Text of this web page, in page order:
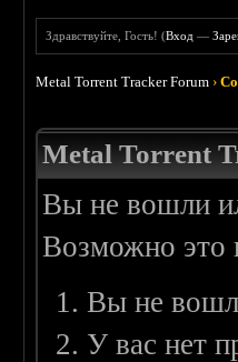
Здравствуйте, Гость! (Вход —
Metal Torrent Tracker Forum ›
Metal Torrent
Вы не вошли
Возможно это
Вы не
У вас нет